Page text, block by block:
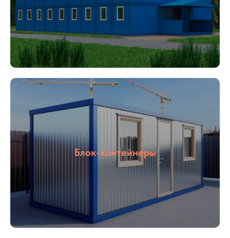
Блок-контейнеры